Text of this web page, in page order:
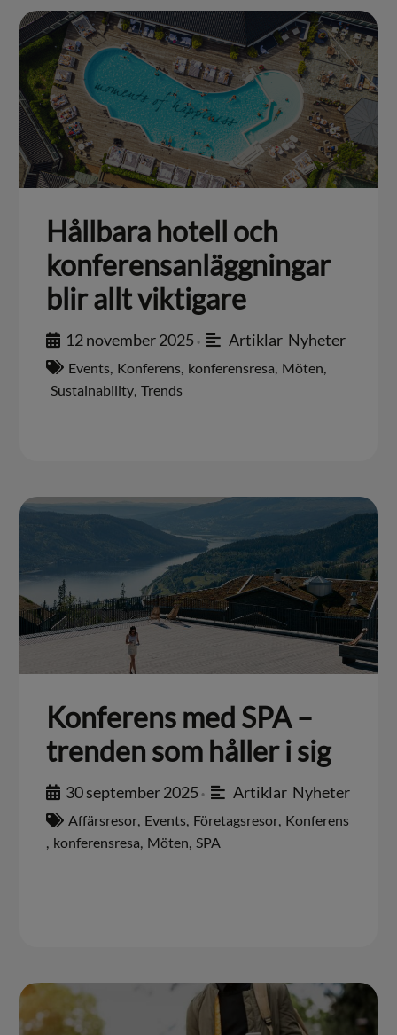
Hållbara hotell och
konferensanläggningar
blir allt viktigare
12 november 2025 • Artiklar, Nyheter
Events, Konferens, konferensresa, Möten,
Sustainability, Trends
Konferens med SPA –
trenden som håller i sig
30 september 2025 • Artiklar, Nyheter
Affärsresor, Events, Företagsresor, Konferens
, konferensresa, Möten, SPA